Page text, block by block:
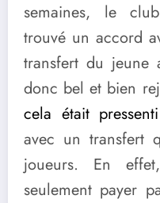
semaines, le
trouvé un accord
transfert du jeune
donc bel et bien
cela était
avec un transfert
joueurs. En
seulement payer